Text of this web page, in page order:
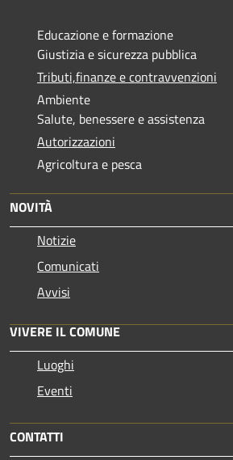
Educazione e formazione
Giustizia e sicurezza pubblica
Tributi,finanze e contravvenzioni
Ambiente
Salute, benessere e assistenza
Autorizzazioni
Agricoltura e pesca
NOVITÀ
Notizie
Comunicati
Avvisi
VIVERE IL COMUNE
Luoghi
Eventi
CONTATTI